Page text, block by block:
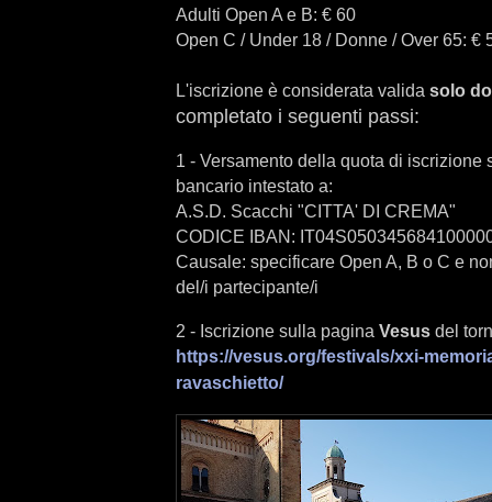
Adulti Open A e B: € 60
Open C / Under 18 / Donne / Over 65: €
L'iscrizione è considerata valida solo
completato i seguenti passi:
1 - Versamento della quota di iscrizione
bancario intestato a:
A.S.D. Scacchi "CITTA' DI CREMA"
CODICE IBAN:
Causale: specificare Open A, B o C e
del/i partecipante/i
2 - Iscrizione sulla pagina Vesus del
https://vesus.org/festivals/xxi-
ravaschietto/